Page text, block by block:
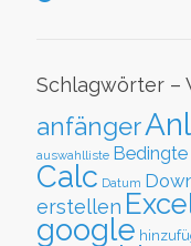
Schlagwörter –
anfänger
auswahlliste
Calc Datum
erstellen
google